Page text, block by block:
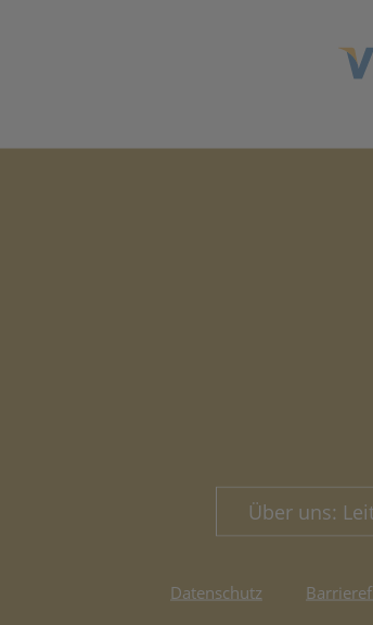
Über uns:
Datenschutz